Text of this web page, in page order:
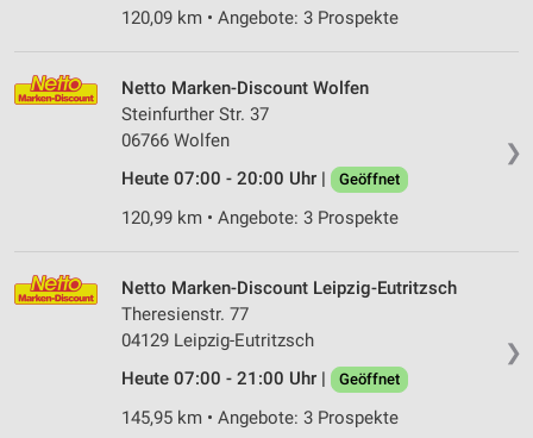
120,09 km • Angebote: 3 Prospekte
❯
Netto Marken-Discount Wolfen
Steinfurther Str. 37
06766 Wolfen
Heute 07:00 - 20:00 Uhr |
Geöffnet
120,99 km • Angebote: 3 Prospekte
❯
Netto Marken-Discount Leipzig-Eutritzsch
Theresienstr. 77
04129 Leipzig-Eutritzsch
Heute 07:00 - 21:00 Uhr |
Geöffnet
145,95 km • Angebote: 3 Prospekte
Kombinationen von Daten aus verschiedenen
Entwicklung und Verbesserung der Angebote
Verwendung reduzierter Daten zur Auswahl von
Verwendung genauer Standortdaten
Geräte anhand von aktiv angeforderten
Informationen identifizieren
Nicht-IAB-Verarbeitungszwecke:
Performance